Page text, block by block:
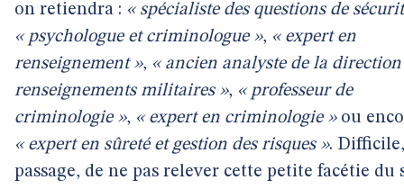
on retiendra : « spécialiste des questions de
« psychologue et criminologue », « expert en
renseignement », « ancien analyste de la direction
renseignements militaires », « professeur de
criminologie », « expert en criminologie »ou
« expert en sûreté et gestion des risques ».
passage, de ne pas relever cette petite facétie du